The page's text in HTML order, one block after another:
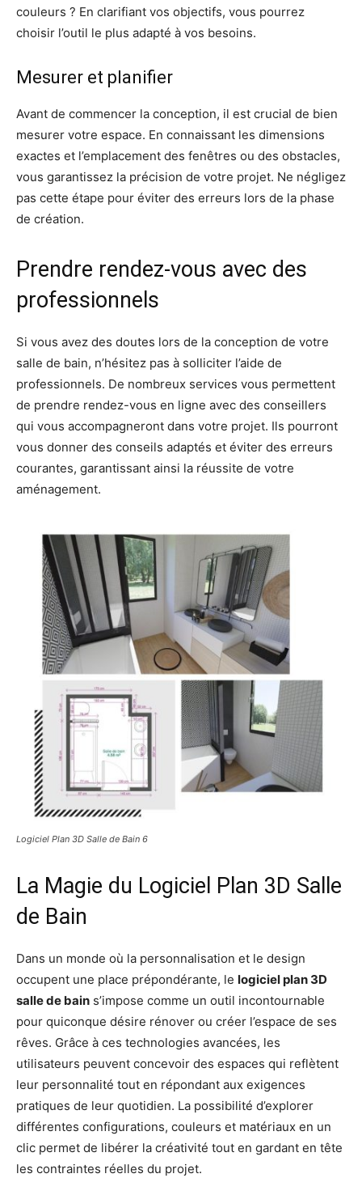
couleurs ? En clarifiant vos objectifs, vous pourrez
choisir l’outil le plus adapté à vos besoins.
Mesurer et planifier
Avant de commencer la conception, il est crucial de bien
mesurer votre espace. En connaissant les dimensions
exactes et l’emplacement des fenêtres ou des obstacles,
vous garantissez la précision de votre projet. Ne négligez
pas cette étape pour éviter des erreurs lors de la phase
de création.
Prendre rendez-vous avec des
professionnels
Si vous avez des doutes lors de la conception de votre
salle de bain, n’hésitez pas à solliciter l’aide de
professionnels. De nombreux services vous permettent
de prendre rendez-vous en ligne avec des conseillers
qui vous accompagneront dans votre projet. Ils pourront
vous donner des conseils adaptés et éviter des erreurs
courantes, garantissant ainsi la réussite de votre
aménagement.
Logiciel Plan 3D Salle de Bain 6
La Magie du Logiciel Plan 3D Salle
de Bain
Dans un monde où la personnalisation et le design
occupent une place prépondérante, le logiciel plan 3D
salle de bain s’impose comme un outil incontournable
pour quiconque désire rénover ou créer l’espace de ses
rêves. Grâce à ces technologies avancées, les
utilisateurs peuvent concevoir des espaces qui reflètent
leur personnalité tout en répondant aux exigences
pratiques de leur quotidien. La possibilité d’explorer
différentes configurations, couleurs et matériaux en un
clic permet de libérer la créativité tout en gardant en tête
les contraintes réelles du projet.